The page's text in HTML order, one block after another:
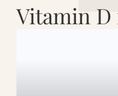
Vitamin